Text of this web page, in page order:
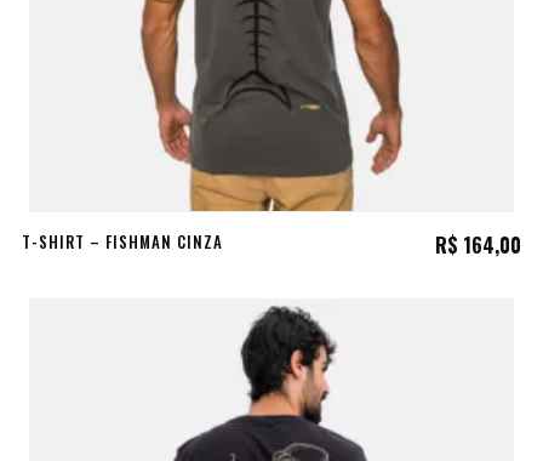
T-SHIRT – FISHMAN CINZA R$ 164,00